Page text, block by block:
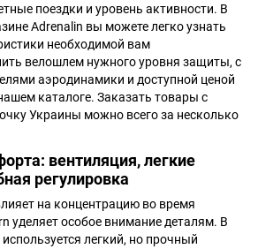
поездки и уровень активности. В
Adrenalin вы можете легко узнать
необходимой вам
велошлем нужного уровня защиты, с
аэродинамики и доступной ценой
каталоге. Заказать товары с
Украины можно всего за несколько
вентиляция, легкие
регулировка
на концентрацию во время
уделяет особое внимание деталям. В
легкий, но прочный